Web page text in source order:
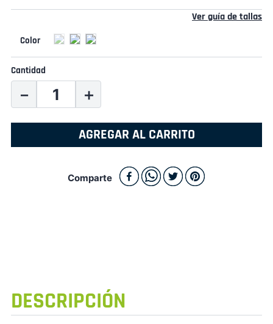
Ver guía de tallas
Cantidad
＋
－
AGREGAR AL CARRITO
Comparte
DESCRIPCIÓN